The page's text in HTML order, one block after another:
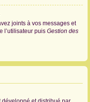
joints à vos messages et
l’utilisateur puis Gestion des